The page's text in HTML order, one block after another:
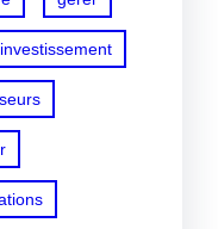
investissement